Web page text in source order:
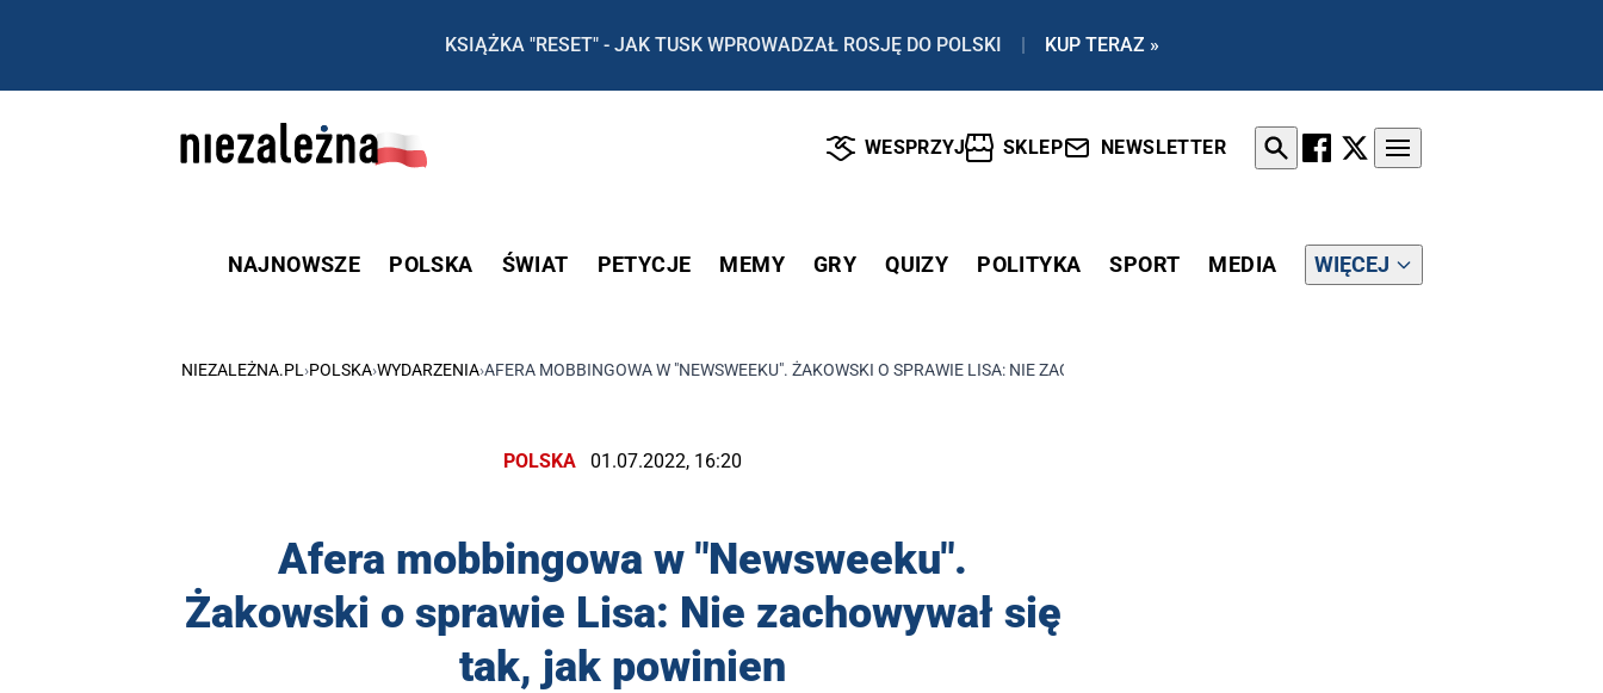
KSIĄŻKA "RESET" - JAK TUSK WPROWADZAŁ ROSJĘ DO POLSKI | KUP TERAZ »
WESPRZYJ SKLEP NEWSLETTER
NAJNOWSZE POLSKA ŚWIAT PETYCJE MEMY GRY QUIZY POLITYKA SPORT MEDIA WIĘCEJ
NIEZALEŻNA.PL ›POLSKA›WYDARZENIA›AFERA MOBBINGOWA W "NEWSWEEKU". ŻAKOWSKI O SPRAWIE LISA: NIE ZACHOWYWAŁ SIĘ TAK, JAK POWINIEN
POLSKA 01.07.2022, 16:20
Afera mobbingowa w "Newsweeku".
Żakowski o sprawie Lisa: Nie zachowywał się
tak, jak powinien